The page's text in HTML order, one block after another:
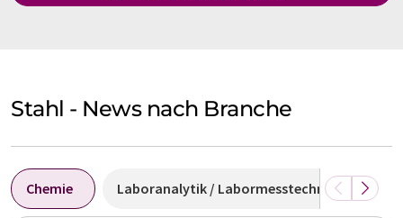
Stahl - News nach Branche
Chemie Laboranalytik / Labormesstechnik